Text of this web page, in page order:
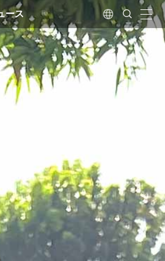
ース Language
Search
Submit